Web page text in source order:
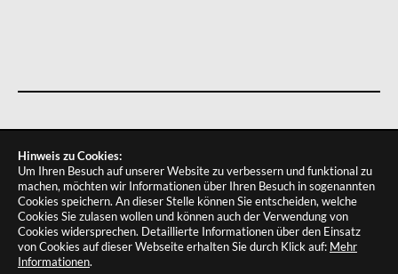
Hinweis zu Cookies:
Um Ihren Besuch auf unserer Website zu verbessern und funktional zu
machen, möchten wir Informationen über Ihren Besuch in sogenannten
Cookies speichern. An dieser Stelle können Sie entscheiden, welche
Cookies Sie zulasen wollen und können auch der Verwendung von
Cookies widersprechen. Detaillierte Informationen über den Einsatz
von Cookies auf dieser Webseite erhalten Sie durch Klick auf: Mehr
Informationen.